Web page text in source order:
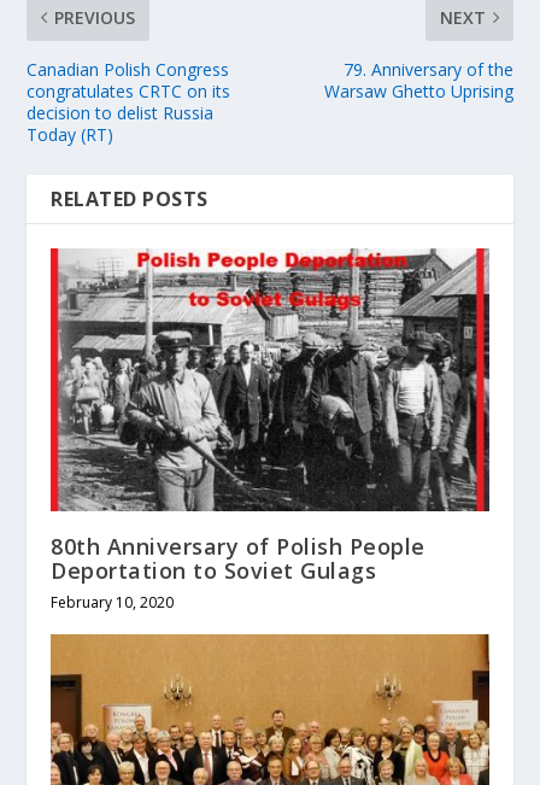
PREVIOUS
Canadian Polish Congress
congratulates CRTC on its
decision to delist Russia
Today (RT)
NEXT
79. Anniversary of the
Warsaw Ghetto Uprising
RELATED POSTS
80th Anniversary of Polish People
Deportation to Soviet Gulags
February 10, 2020